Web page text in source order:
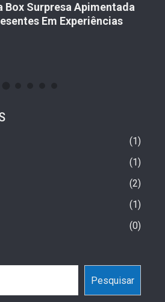
Box Surpresa Apimentada
Em Experiências
1
1
2
1
0
Pesquisar